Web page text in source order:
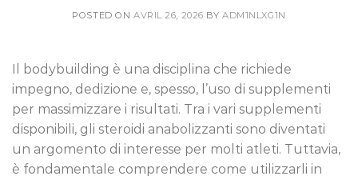
POSTED ON AVRIL 26, 2026 BYADM1NLXG1N
Il bodybuilding è una disciplina che richiede
impegno, dedizione e, spesso, l’uso di supplementi
per massimizzare i risultati. Tra i vari supplementi
disponibili, gli steroidi anabolizzanti sono diventati
un argomento di interesse per molti atleti. Tuttavia,
è fondamentale comprendere come utilizzarli in